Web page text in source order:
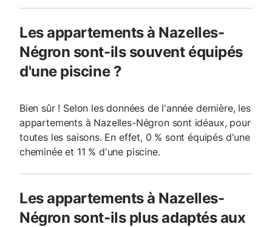
Les appartements à Nazelles-
Négron sont-ils souvent équipés
d'une piscine ?
Bien sûr ! Selon les données de l'année dernière, les
appartements à Nazelles-Négron sont idéaux, pour
toutes les saisons. En effet, 0 % sont équipés d'une
cheminée et 11 % d'une piscine.
Les appartements à Nazelles-
Négron sont-ils plus adaptés aux